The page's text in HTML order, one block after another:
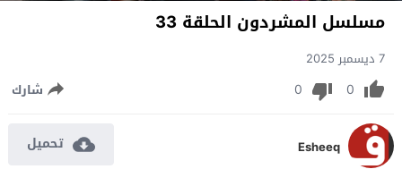
مسلسل المشردون الحلقة 33
7 ديسمبر 2025
0
0 شارك
Esheeq تحميل